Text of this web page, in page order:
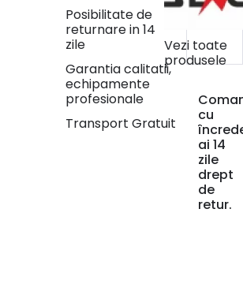
Posibilitate de
returnare in 14
zile
Garantia calitatii,
echipamente
profesionale
Transport Gratuit
Vezi toate
produsele
cu
ai 14
zile
drept
de
retur.